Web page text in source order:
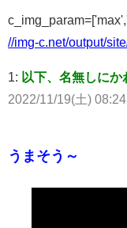
//img-c.net/output/
1: 以下、名無しに
2022/11/19(土)
うまそう～